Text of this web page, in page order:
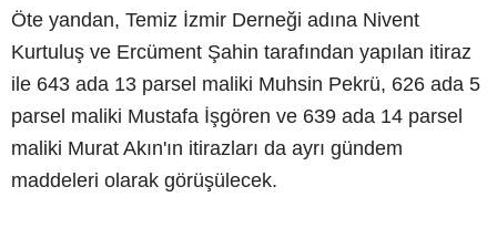
Öte yandan, Temiz İzmir Derneği adına Nivent
Kurtuluş ve Ercüment Şahin tarafından yapılan itiraz
ile 643 ada 13 parsel maliki Muhsin Pekrü, 626 ada 5
parsel maliki Mustafa İşgören ve 639 ada 14 parsel
maliki Murat Akın'ın itirazları da ayrı gündem
maddeleri olarak görüşülecek.